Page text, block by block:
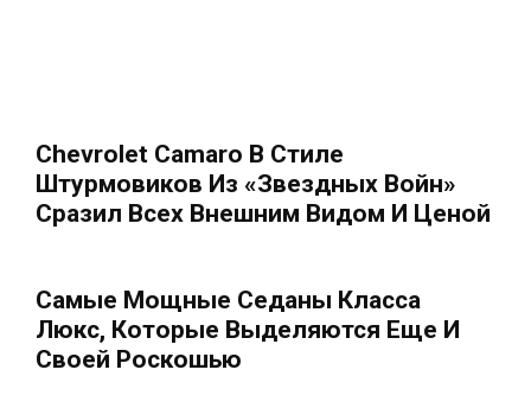
Chevrolet Camaro В Стиле
Штурмовиков Из «Звездных Войн»
Сразил Всех Внешним Видом И Ценой
Самые Мощные Седаны Класса
Люкс, Которые Выделяются Еще И
Своей Роскошью